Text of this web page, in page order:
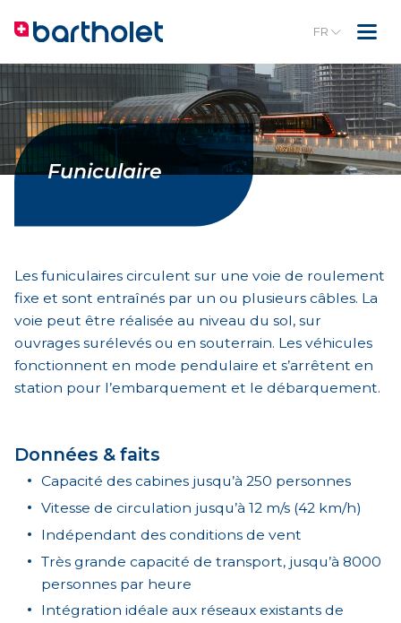
FR
Funiculaire
Les funiculaires circulent sur une voie de roulement
fixe et sont entraînés par un ou plusieurs câbles. La
voie peut être réalisée au niveau du sol, sur
ouvrages surélevés ou en souterrain. Les véhicules
fonctionnent en mode pendulaire et s’arrêtent en
station pour l’embarquement et le débarquement.
Données & faits
Capacité des cabines jusqu’à 250 personnes
Vitesse de circulation jusqu’à 12 m/s (42 km/h)
Indépendant des conditions de vent
Très grande capacité de transport, jusqu’à 8000
personnes par heure
Intégration idéale aux réseaux existants de